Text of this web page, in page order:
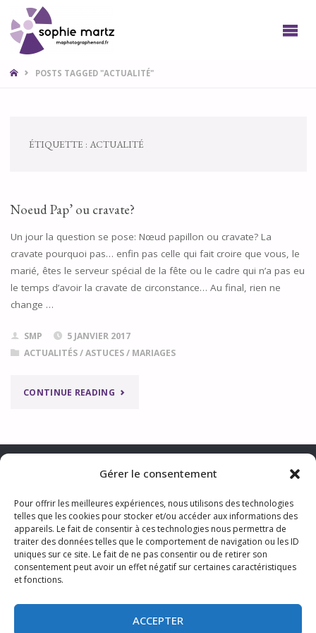
Gérer le consentement
Pour offrir les meilleures expériences, nous utilisons des technologies
telles que les cookies pour stocker et/ou accéder aux informations des
appareils. Le fait de consentir à ces technologies nous permettra de
traiter des données telles que le comportement de navigation ou les ID
uniques sur ce site. Le fait de ne pas consentir ou de retirer son
consentement peut avoir un effet négatif sur certaines caractéristiques
et fonctions.
ACCEPTER
NORD
HOMEPOSTS TAGGED "ACTUALITÉ"
ÉTIQUETTE : ACTUALITÉ
Noeud Pap’ ou cravate?
Un jour la question se pose: Nœud papillon ou cravate? La
cravate pourquoi pas… enfin pas celle qui fait croire que vous, le
marié, êtes le serveur spécial de la fête ou le cadre qui n’a pas eu
le temps d’avoir la cravate de circonstance… Au final, rien ne
change …
SMP
5 JANVIER 2017
ACTUALITÉS/ASTUCES/ MARIAGES
CONTINUE READING"NOEUD
OU
CRAVATE?"
CONTACTER LA PHOTOGRAPHE
MENTIONS LÉGALES & TRAITEMENT DES DONNÉES PERSONNELLES
CGV
TARIFS S’ABONNER AUX ACTUS
©2024 Sophie Photo Lille Nord